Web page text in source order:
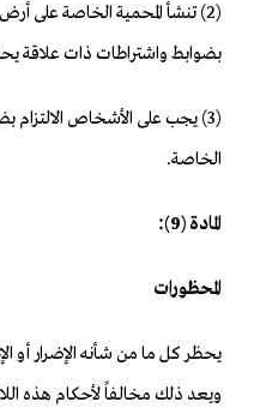
(2) تنشأ المحمية الخاصة على
بضوابط واشتراطات ذات علاقة
(3) يجب على الأشخاص الالتزام
الخاصة.
المادة (9):
المحظورات
يحظر كل ما من شأنه الإضرار أو
ويعد ذلك مخالفاً لأحكام هذه